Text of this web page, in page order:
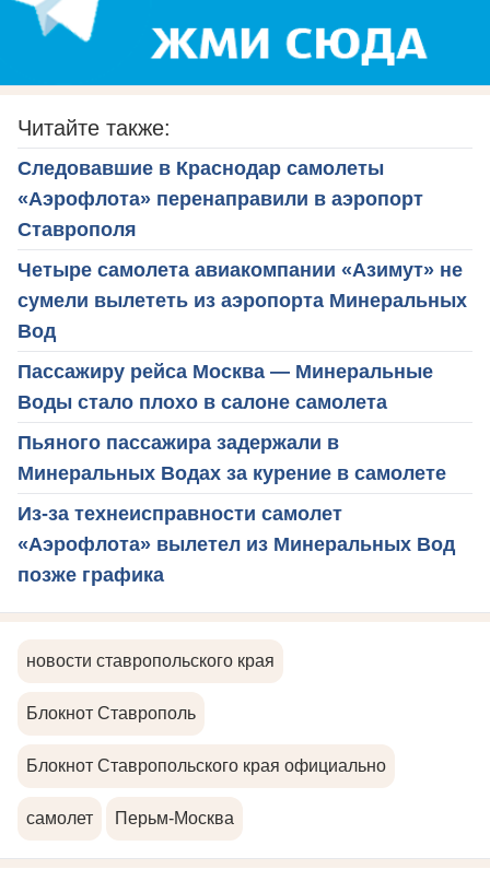
Читайте также:
Следовавшие в Краснодар самолеты
«Аэрофлота» перенаправили в аэропорт
Ставрополя
Четыре самолета авиакомпании «Азимут» не
сумели вылететь из аэропорта Минеральных
Вод
Пассажиру рейса Москва — Минеральные
Воды стало плохо в салоне самолета
Пьяного пассажира задержали в
Минеральных Водах за курение в самолете
Из-за технеисправности самолет
«Аэрофлота» вылетел из Минеральных Вод
позже графика
новости ставропольского края
Блокнот Ставрополь
Блокнот Ставропольского края официально
самолет Перьм-Москва